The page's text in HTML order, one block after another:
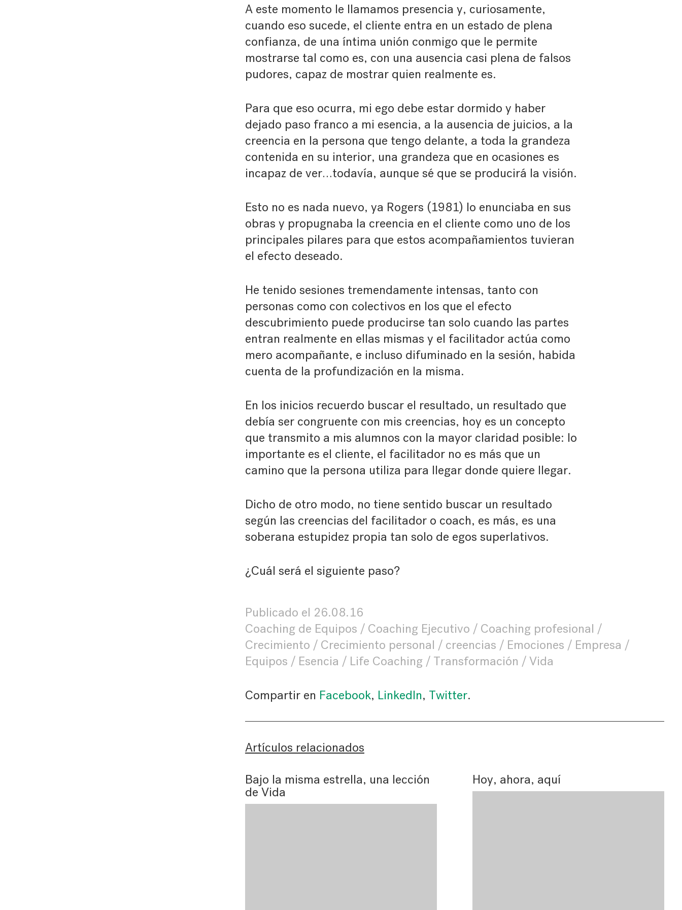
A este momento le llamamos presencia y, curiosamente,
cuando eso sucede, el cliente entra en un estado de plena
confianza, de una íntima unión conmigo que le permite
mostrarse tal como es, con una ausencia casi plena de falsos
pudores, capaz de mostrar quien realmente es.
Para que eso ocurra, mi ego debe estar dormido y haber
dejado paso franco a mi esencia, a la ausencia de juicios, a la
creencia en la persona que tengo delante, a toda la grandeza
contenida en su interior, una grandeza que en ocasiones es
incapaz de ver…todavía, aunque sé que se producirá la visión.
Esto no es nada nuevo, ya Rogers (1981) lo enunciaba en sus
obras y propugnaba la creencia en el cliente como uno de los
principales pilares para que estos acompañamientos tuvieran
el efecto deseado.
He tenido sesiones tremendamente intensas, tanto con
personas como con colectivos en los que el efecto
descubrimiento puede producirse tan solo cuando las partes
entran realmente en ellas mismas y el facilitador actúa como
mero acompañante, e incluso difuminado en la sesión, habida
cuenta de la profundización en la misma.
En los inicios recuerdo buscar el resultado, un resultado que
debía ser congruente con mis creencias, hoy es un concepto
que transmito a mis alumnos con la mayor claridad posible: lo
importante es el cliente, el facilitador no es más que un
camino que la persona utiliza para llegar donde quiere llegar.
Dicho de otro modo, no tiene sentido buscar un resultado
según las creencias del facilitador o coach, es más, es una
soberana estupidez propia tan solo de egos superlativos.
¿Cuál será el siguiente paso?
Publicado el 26.08.16
Coaching de Equipos
Coaching Ejecutivo
Coaching profesional
Crecimiento
Crecimiento personal creencias Emociones
Empresa
Equipos
Esencia Life Coaching Transformación Vida
Compartir en Facebook, LinkedIn, Twitter.
Artículos relacionados
Bajo la misma estrella, una lección
de Vida
Hoy, ahora, aquí